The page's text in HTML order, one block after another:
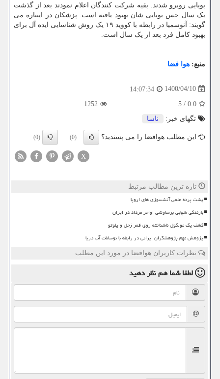
بویایی روبرو شدند. بقیه شرکت کنندگان اعلام نمودند بعد از گذشت
یک سال حس بویایی شان بهبود یافته است. پزشکان در اینباره می
گویند: آنوسمیا در رابطه با کووید ۱۹ یک روش شناسایی ایده آل برای
بهبود کامل فرد بعد از یک سال است.
منبع: هوا فضا
1400/04/10
14:07:34
0.0
/
5
1252
تگهای خبر:
ناسا
این مطلب هوافضا را می پسندید؟ (0)
(0)
X
تازه ترین مطالب مرتبط
پشت پرده علمی آتشسوزی های اروپا
بارندگی شهابی برساوشی اواخر مرداد در ایران
کشف یک مولکول ناشناخته روی قمر زحل و پلوتو
پژوهش مهم پژوهشگران ایرانی در رابطه با نوسانات آب دریا
نظرات کاربران هوافضا در مورد این مطلب
لطفا شما همنظر دهید